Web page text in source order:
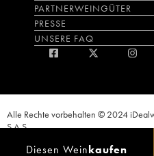
Diesen Weinkaufen
PARTNERWEINGÜTER
PRESSE
UNSERE FAQ
Alle Rechte vorbehalten © 2024
S.A.S.
Verkaufs verlangt. CODE DE LA